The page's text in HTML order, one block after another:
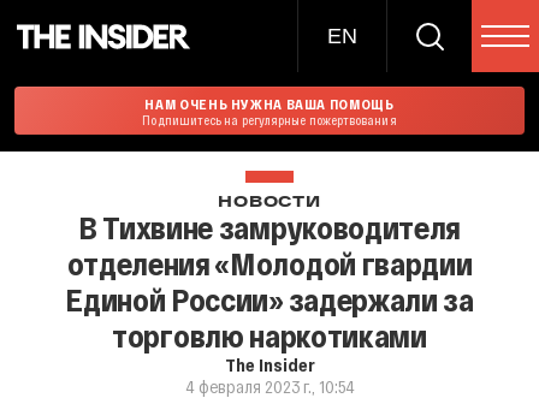
EN
НАМ ОЧЕНЬ НУЖНА ВАША ПОМОЩЬ
Подпишитесь на регулярные пожертвования
НОВОСТИ
В Тихвине замруководителя
отделения «Молодой гвардии
Единой России» задержали за
торговлю наркотиками
The Insider
4 февраля 2023 г., 10:54